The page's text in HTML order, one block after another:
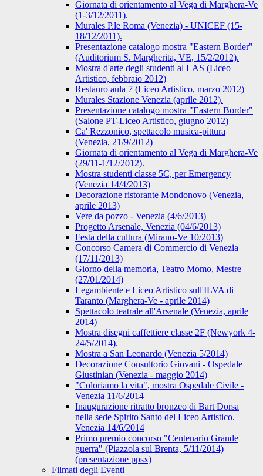
Giornata di orientamento al Vega di Marghera-Ve
(1-3/12/2011).
Murales P.le Roma (Venezia) - UNICEF (15-
18/12/2011).
Presentazione catalogo mostra "Eastern Border"
(Auditorium S. Margherita, VE, 15/2/2012).
Mostra d'arte degli studenti al LAS (Liceo
Artistico, febbraio 2012)
Restauro aula 7 (Liceo Artistico, marzo 2012)
Murales Stazione Venezia (aprile 2012).
Presentazione catalogo mostra "Eastern Border"
(Salone PT-Liceo Artistico, giugno 2012)
Ca' Rezzonico, spettacolo musica-pittura
(Venezia, 21/9/2012)
Giornata di orientamento al Vega di Marghera-Ve
(29/11-1/12/2012).
Mostra studenti classe 5C, per Emergency
(Venezia 14/4/2013)
Decorazione ristorante Mondonovo (Venezia,
aprile 2013)
Vere da pozzo - Venezia (4/6/2013)
Progetto Arsenale, Venezia (04/6/2013)
Festa della cultura (Mirano-Ve 10/2013)
Concorso Camera di Commercio di Venezia
(17/11/2013)
Giorno della memoria, Teatro Momo, Mestre
(27/01/2014)
Legambiente e Liceo Artistico sull'ILVA di
Taranto (Marghera-Ve - aprile 2014)
Spettacolo teatrale all'Arsenale (Venezia, aprile
2014)
Mostra disegni caffettiere classe 2F (Newyork 4-
24/5/2014).
Mostra a San Leonardo (Venezia 5/2014)
Decorazione Consultorio Giovani - Ospedale
Giustinian (Venezia - maggio 2014)
"Coloriamo la vita", mostra Ospedale Civile -
Venezia 11/6/2014
Inaugurazione ritratto bronzeo di Bart Dorsa
nella sede Spirito Santo del Liceo Artistico.
Venezia 14/6/2014
Primo premio concorso "Centenario Grande
guerra" (Piazzola sul Brenta, 5/11/2014)
(presentazione ppsx)
Filmati degli Eventi